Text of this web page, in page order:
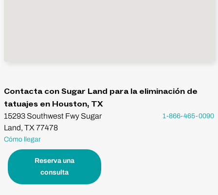
Contacta con Sugar Land para la eliminación de
tatuajes en Houston, TX
15293 Southwest Fwy Sugar
Land, TX 77478
Cómo llegar
Reserva una
consulta
1-866-465-0090